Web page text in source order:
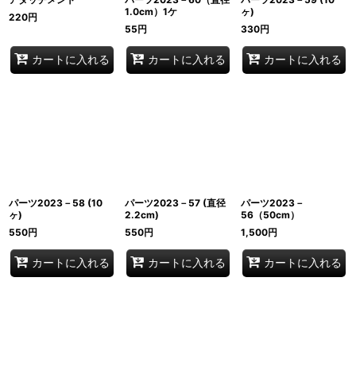
220円
カートに入れる
1.0cm）1ケ
55円
カートに入れる
ヶ)
330円
カートに入れる
パーツ2023－58 (10
ヶ)
550円
カートに入れる
パーツ2023－57 (直径
2.2cm)
550円
カートに入れる
パーツ2023－
56（50cm）
1,500円
カートに入れる